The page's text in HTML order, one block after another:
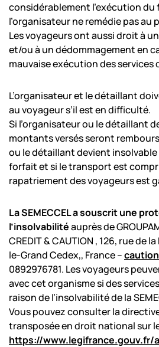
considérablement l’exécution
l’organisateur ne remédie pas au
Les voyageurs ont aussi droit à
et/ou à un dédommagement en
mauvaise exécution des services
L’organisateur et le détaillant
au voyageur s’il est en difficulté.
Si l’organisateur ou le détaillant
montants versés seront
ou le détaillant devient
forfait et si le transport est
rapatriement des voyageurs est
La SEMECCEL a souscrit une
l’insolvabilitéauprès de
CREDIT & CAUTION , 126, rue de
le-Grand Cedex,, France –
0892976781. Les voyageurs
avec cet organisme si des
raison de l’insolvabilité de la
Vous pouvez consulter la
transposée en droit national sur
https://www.legifrance.gouv.fr/